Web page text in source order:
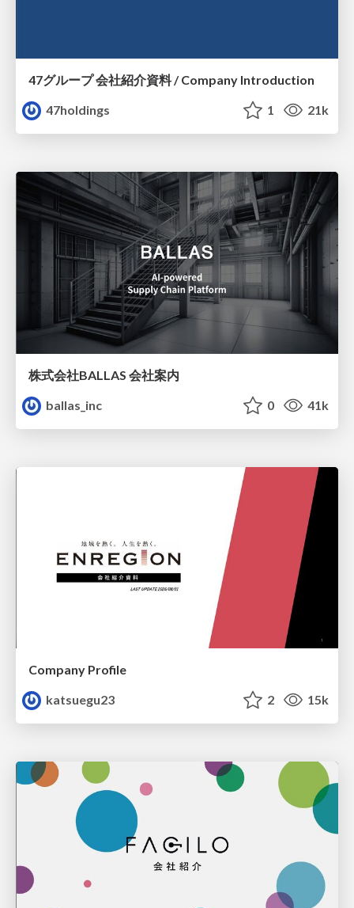
47グループ 会社紹介資料 / Company Introduction
47holdings
1 21k
株式会社BALLAS 会社案内
ballas_inc
0 41k
Company Profile
katsuegu23
2 15k